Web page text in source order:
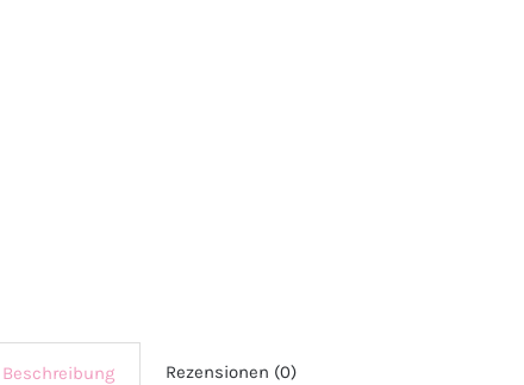
Beschreibung Rezensionen (0)